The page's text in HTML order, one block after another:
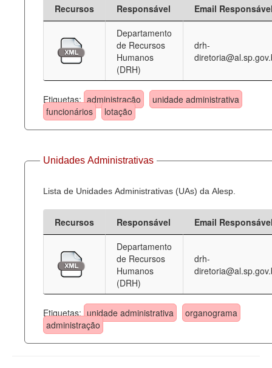
Recursos Responsável
Email
Departamento
de Recursos
Humanos
(DRH)
drh-
Etiquetas: administração
unidade administrativa
funcionários
lotação
Unidades Administrativas
Lista de Unidades Administrativas (UAs) da Alesp.
Recursos Responsável
Email
Departamento
de Recursos
Humanos
(DRH)
drh-
Etiquetas: unidade administrativa
organograma
administração